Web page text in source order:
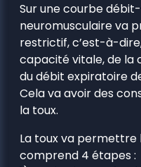
Sur une courbe
neuromusculaire va
restrictif, c’est-à-
capacité vitale, de la
du débit expiratoire
Cela va avoir des
la toux.
La toux va permettre
comprend 4 étapes :